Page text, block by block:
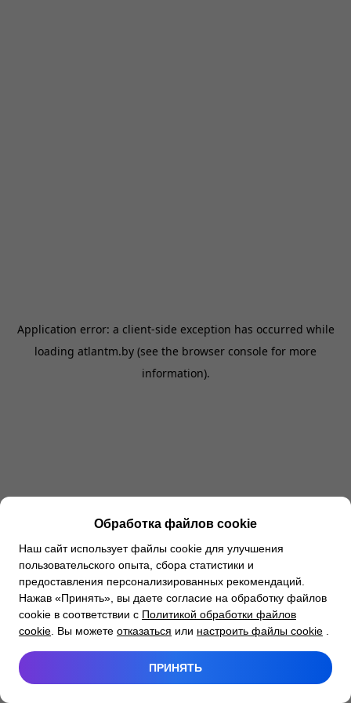
Application error: a client-side exception has occurred while
loading atlantm.by (see the browser console for more
information).
Обработка файлов cookie
Наш сайт использует файлы cookie для улучшения
пользовательского опыта, сбора статистики и
предоставления персонализированных рекомендаций.
Нажав «Принять», вы даете согласие на обработку файлов
cookie в соответствии с Политикой обработки файлов
cookie . Вы можете отказаться или настроить файлы cookie
ПРИНЯТЬ